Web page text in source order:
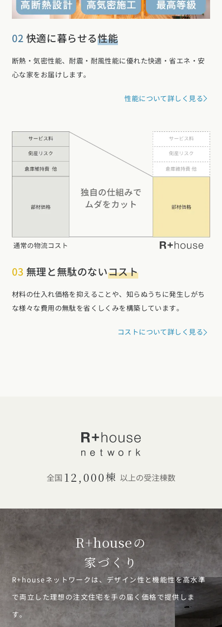
02 快適に暮らせる性能
断熱・気密性能、耐震・耐風性能に優れた快適・省エネ・安
心な家をお届けします。
性能について詳しく見る
03 無理と無駄のないコスト
材料の仕入れ価格を抑えることや、知らぬうちに発生しがち
な様々な費用の無駄を省くしくみを構築しています。
コストについて詳しく見る
全国 12,000棟 以上の受注棟数
R+houseの
家づくり
R+houseネットワークは、デザイン性と機能性を高水準
で両立した理想の注文住宅を手の届く価格で提供しま
す。